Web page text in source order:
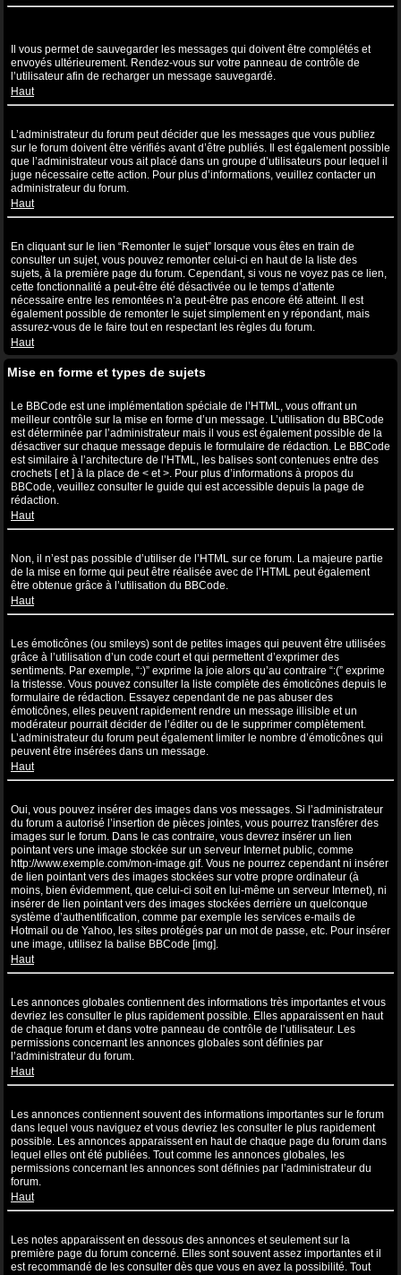
Il vous permet de sauvegarder les messages qui doivent être complétés et
envoyés ultérieurement. Rendez-vous sur votre panneau de contrôle de
l’utilisateur afin de recharger un message sauvegardé.
Haut
L’administrateur du forum peut décider que les messages que vous publiez
sur le forum doivent être vérifiés avant d’être publiés. Il est également possible
que l’administrateur vous ait placé dans un groupe d’utilisateurs pour lequel il
juge nécessaire cette action. Pour plus d’informations, veuillez contacter un
administrateur du forum.
Haut
En cliquant sur le lien “Remonter le sujet” lorsque vous êtes en train de
consulter un sujet, vous pouvez remonter celui-ci en haut de la liste des
sujets, à la première page du forum. Cependant, si vous ne voyez pas ce lien,
cette fonctionnalité a peut-être été désactivée ou le temps d’attente
nécessaire entre les remontées n’a peut-être pas encore été atteint. Il est
également possible de remonter le sujet simplement en y répondant, mais
assurez-vous de le faire tout en respectant les règles du forum.
Haut
Mise en forme et types de sujets
Le BBCode est une implémentation spéciale de l’HTML, vous offrant un
meilleur contrôle sur la mise en forme d’un message. L’utilisation du BBCode
est déterminée par l’administrateur mais il vous est également possible de la
désactiver sur chaque message depuis le formulaire de rédaction. Le BBCode
est similaire à l’architecture de l’HTML, les balises sont contenues entre des
crochets [ et ] à la place de < et >. Pour plus d’informations à propos du
BBCode, veuillez consulter le guide qui est accessible depuis la page de
rédaction.
Haut
Non, il n’est pas possible d’utiliser de l’HTML sur ce forum. La majeure partie
de la mise en forme qui peut être réalisée avec de l’HTML peut également
être obtenue grâce à l’utilisation du BBCode.
Haut
Les émoticônes (ou smileys) sont de petites images qui peuvent être utilisées
grâce à l’utilisation d’un code court et qui permettent d’exprimer des
sentiments. Par exemple, “:)” exprime la joie alors qu’au contraire “:(” exprime
la tristesse. Vous pouvez consulter la liste complète des émoticônes depuis le
formulaire de rédaction. Essayez cependant de ne pas abuser des
émoticônes, elles peuvent rapidement rendre un message illisible et un
modérateur pourrait décider de l’éditer ou de le supprimer complètement.
L’administrateur du forum peut également limiter le nombre d’émoticônes qui
peuvent être insérées dans un message.
Haut
Oui, vous pouvez insérer des images dans vos messages. Si l’administrateur
du forum a autorisé l’insertion de pièces jointes, vous pourrez transférer des
images sur le forum. Dans le cas contraire, vous devrez insérer un lien
pointant vers une image stockée sur un serveur Internet public, comme
http://www.exemple.com/mon-image.gif. Vous ne pourrez cependant ni insérer
de lien pointant vers des images stockées sur votre propre ordinateur (à
moins, bien évidemment, que celui-ci soit en lui-même un serveur Internet), ni
insérer de lien pointant vers des images stockées derrière un quelconque
système d’authentification, comme par exemple les services e-mails de
Hotmail ou de Yahoo, les sites protégés par un mot de passe, etc. Pour insérer
une image, utilisez la balise BBCode [img].
Haut
Les annonces globales contiennent des informations très importantes et vous
devriez les consulter le plus rapidement possible. Elles apparaissent en haut
de chaque forum et dans votre panneau de contrôle de l’utilisateur. Les
permissions concernant les annonces globales sont définies par
l’administrateur du forum.
Haut
Les annonces contiennent souvent des informations importantes sur le forum
dans lequel vous naviguez et vous devriez les consulter le plus rapidement
possible. Les annonces apparaissent en haut de chaque page du forum dans
lequel elles ont été publiées. Tout comme les annonces globales, les
permissions concernant les annonces sont définies par l’administrateur du
forum.
Haut
Les notes apparaissent en dessous des annonces et seulement sur la
première page du forum concerné. Elles sont souvent assez importantes et il
est recommandé de les consulter dès que vous en avez la possibilité. Tout